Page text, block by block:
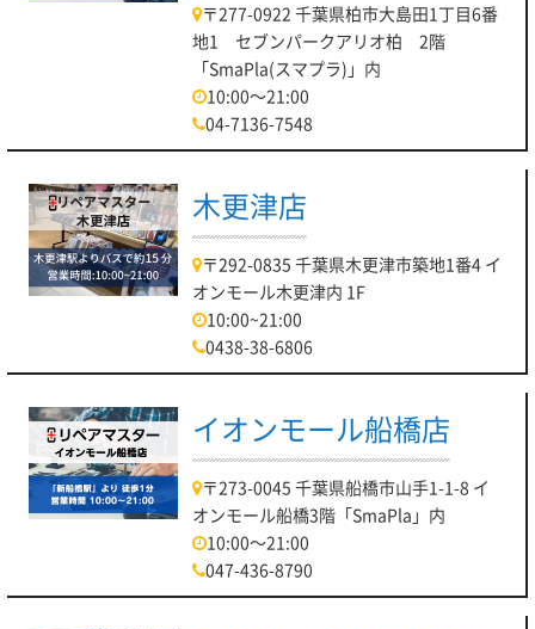
〒277-0922 千葉県柏市大島田1丁目6番
地1 セブンパークアリオ柏 2階
「SmaPla(スマプラ)」内
10:00～21:00
04-7136-7548
木更津店
〒292-0835 千葉県木更津市築地1番4 イ
オンモール木更津内 1F
10:00~21:00
0438-38-6806
イオンモール船橋店
〒273-0045 千葉県船橋市山手1-1-8 イ
オンモール船橋3階「SmaPla」内
10:00～21:00
047-436-8790